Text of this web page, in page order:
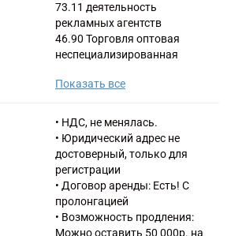
73.11 деятельность
рекламных агентств
46.90 Торговля оптовая
неспециализированная
специализированные прочие,
группировки
45.31 Торговля оптовая
автомобильными деталями,
узлами и принадлежностями
46.12 Деятельность агентов
по оптовой торговле
топливом, рудами, металлами
и химическими веществами
Показать все
• НДС, не менялась.
• Юридический адрес не
достоверный, только для
регистрации
• Договор аренды: Есть! С
пролонгацией
• Возможность продления:
Можно оставить 50 000р. на